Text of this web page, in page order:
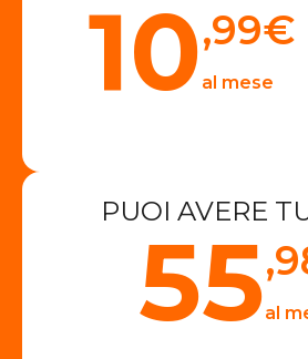
10,99€
al mese
PUOI AVERE
55al